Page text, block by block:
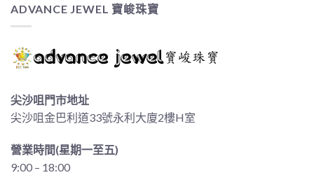
ADVANCE JEWEL 寶峻珠寶
尖沙咀門市地址
尖沙咀金巴利道33號永利大廈2樓H室
營業時間(星期一至五)
9:00 – 18:00